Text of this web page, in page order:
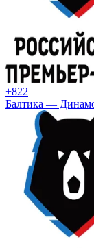
+822
Балтика —